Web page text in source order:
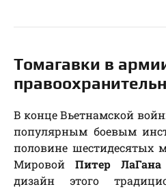
Томагавки в
В конце Вьетнамской
популярным боевым
половине шестидесятых
Мировой Питер ЛаГана
дизайн этого